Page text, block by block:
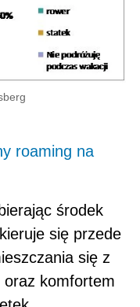
roaming na
środek
się przede
się z
oraz komfortem